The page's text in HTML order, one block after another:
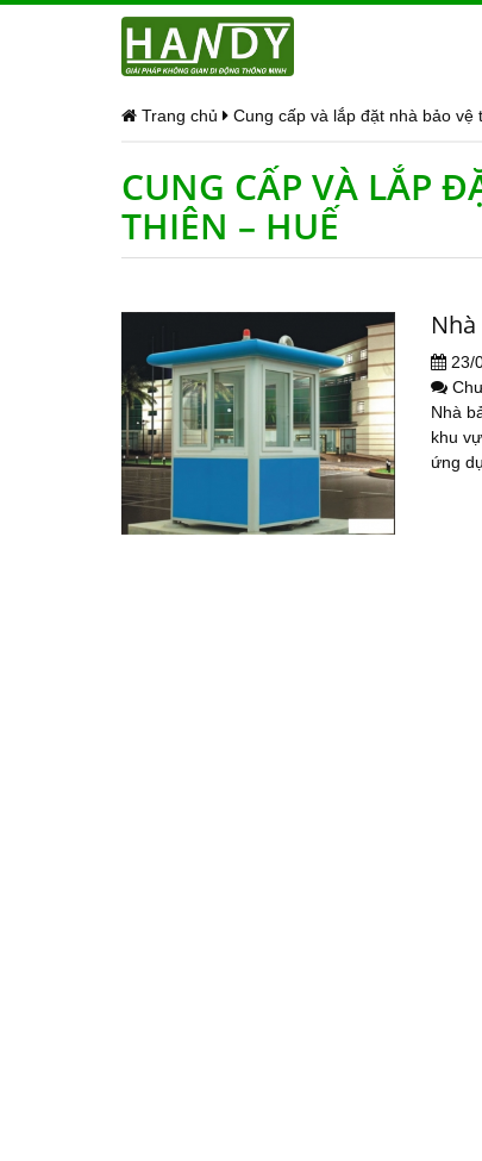
Trang chủ Cung cấp và lắp đặt nhà bảo vệ
CUNG CẤP VÀ LẮP
THIÊN – HUẾ
23/
Nhà
khu
ứng